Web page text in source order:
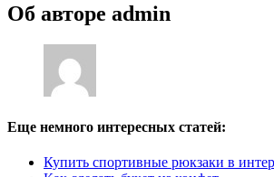
Об авторе admin
Еще немного интересных статей:
Купить спортивные рюкзаки в